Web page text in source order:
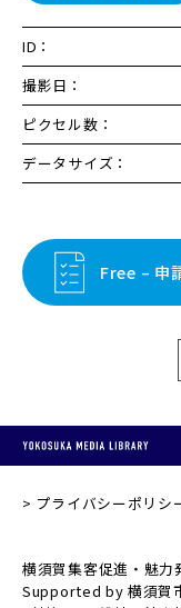
ID：
撮影日：
ピクセル数：
データサイズ：
Free – 申
プライバシーポリシ
横須賀集客促進・魅力
Supported by 横須